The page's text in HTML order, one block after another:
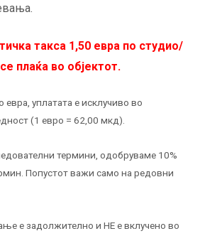
такса 1,50 евра по студио/
плаќа во објектот.
евра, уплатата е исклучиво во
(1 евро = 62,00 мкд).
термини, одобруваме 10%
Попустот важи само на редовни
е задолжително и НЕ е вклучено во